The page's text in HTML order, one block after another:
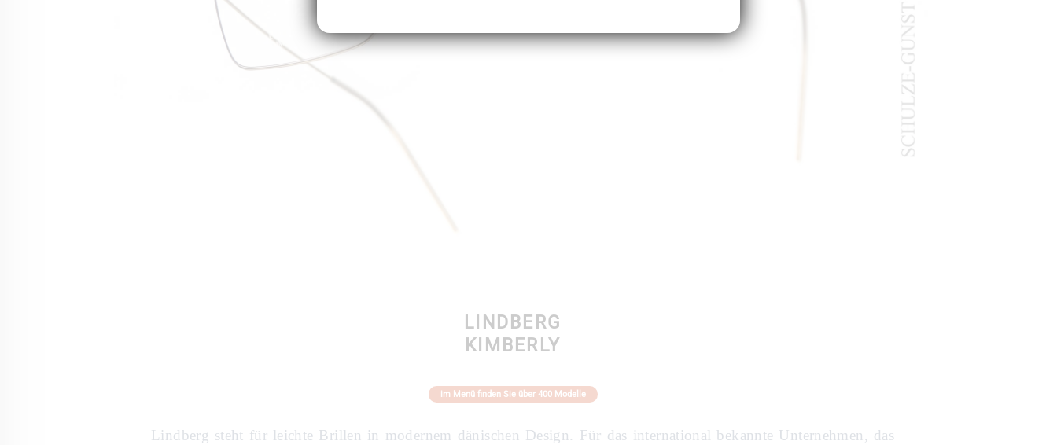
LINDBERG
KIMBERLY
im Menü finden Sie über 400 Modelle
Lindberg steht für leichte Brillen in modernem dänischen Design. Für das international bekannte Unternehmen, das